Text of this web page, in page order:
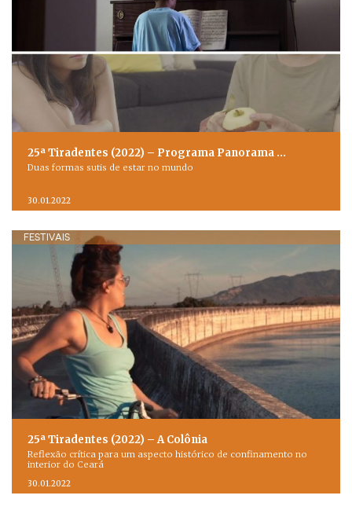
25ª Tiradentes (2022) – Programa Panorama …
Duas formas sutis de estar no mundo
30.01.2022
FESTIVAIS
25ª Tiradentes (2022) – A Colônia
Reflexão crítica para um aspecto histórico de confinamento no
interior do Ceará
30.01.2022